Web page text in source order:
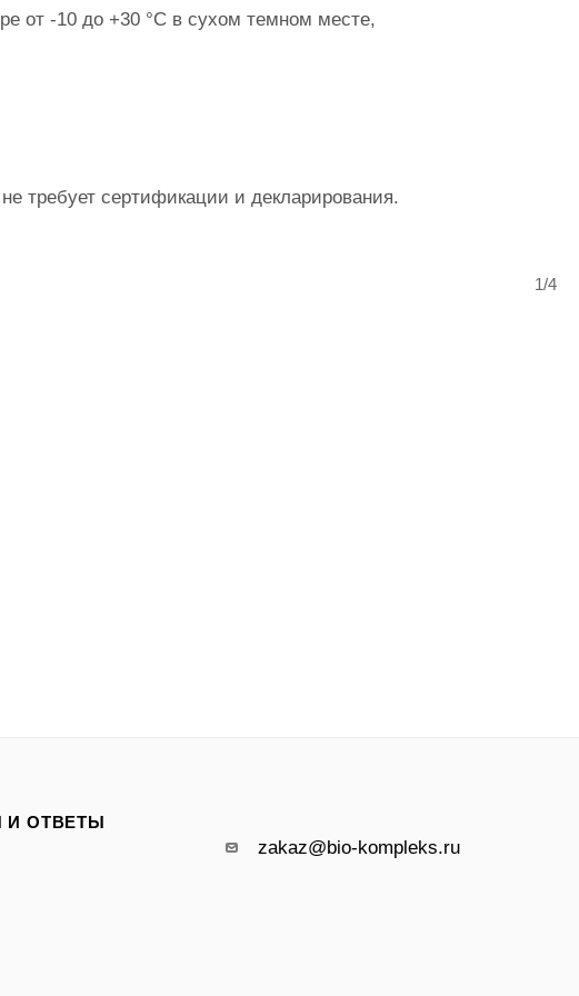
от -10 до +30 °C в сухом темном месте,
требует сертификации и декларирования.
1/4
ОТВЕТЫ
zakaz@bio-kompleks.ru